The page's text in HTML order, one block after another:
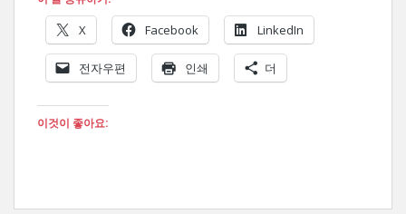
X Facebook LinkedIn
전자우편 인쇄 더
이것이 좋아요: